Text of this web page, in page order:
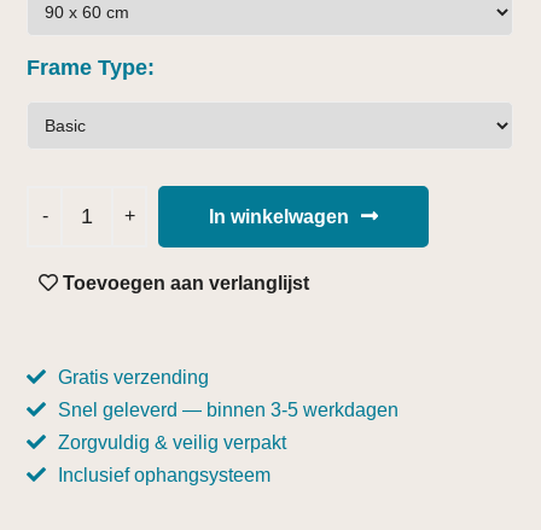
Frame Type
In winkelwagen
Toevoegen aan verlanglijst
Gratis verzending
Snel geleverd — binnen 3-5 werkdagen
Zorgvuldig & veilig verpakt
Inclusief ophangsysteem